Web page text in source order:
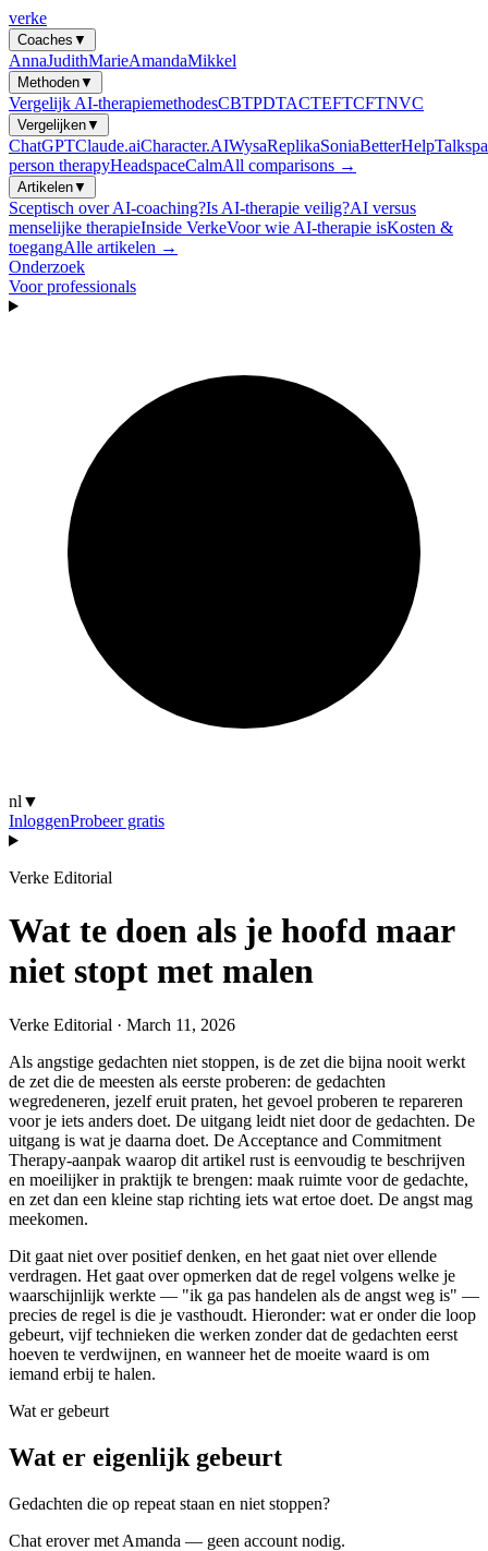
verke
Coaches ▼
AnnaJudithMarieAmandaMikkel
Methoden▼
Vergelijk AI-therapiemethodesCBTPDTACTEFTCFTNVC
Vergelijken▼
ChatGPTClaude.aiCharacter.AIWysaReplikaSoniaBetterHelp
person therapyHeadspaceCalmAll comparisons →
Artikelen▼
Sceptisch over AI-coaching?Is AI-therapie veilig?AI versus
menselijke therapieInside VerkeVoor wie AI-therapie isKosten &
toegangAlle artikelen →
Onderzoek
Voor professionals
nl ▼
InloggenProbeer gratis
Verke Editorial
Wat te doen als je hoofd maar
niet stopt met malen
Verke Editorial · March 11, 2026
Als angstige gedachten niet stoppen, is de zet die bijna nooit werkt
de zet die de meesten als eerste proberen: de gedachten
wegredeneren, jezelf eruit praten, het gevoel proberen te repareren
voor je iets anders doet. De uitgang leidt niet door de gedachten. De
uitgang is wat je daarna doet. De Acceptance and Commitment
Therapy-aanpak waarop dit artikel rust is eenvoudig te beschrijven
en moeilijker in praktijk te brengen: maak ruimte voor de gedachte,
en zet dan een kleine stap richting iets wat ertoe doet. De angst mag
meekomen.
Dit gaat niet over positief denken, en het gaat niet over ellende
verdragen. Het gaat over opmerken dat de regel volgens welke je
waarschijnlijk werkte — "ik ga pas handelen als de angst weg is" —
precies de regel is die je vasthoudt. Hieronder: wat er onder die loop
gebeurt, vijf technieken die werken zonder dat de gedachten eerst
hoeven te verdwijnen, en wanneer het de moeite waard is om
iemand erbij te halen.
Wat er gebeurt
Wat er eigenlijk gebeurt
Gedachten die op repeat staan en niet stoppen?
Chat erover met Amanda — geen account nodig.